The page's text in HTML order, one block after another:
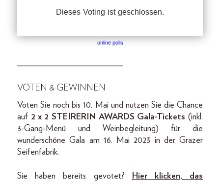
online polls
________________________
VOTEN & GEWINNEN
Voten Sie noch bis 10. Mai und nutzen Sie die Chance
auf 2 x 2 STEIRERIN AWARDS Gala-Tickets (inkl.
3-Gang-Menü und Weinbegleitung) für die
wunderschöne Gala am 16. Mai 2023 in der Grazer
Seifenfabrik.
Sie haben bereits gevotet?
Hier klicken, das